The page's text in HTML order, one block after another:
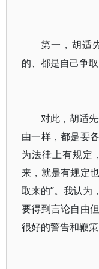
第一，胡适
的、都是自己争取
对此，胡适
由一样，都是要
为法律上有规定
来，就是有规定
取来的”。我认为
要得到言论自由
很好的警告和鞭策